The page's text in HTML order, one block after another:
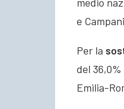
e
Per la
del
Emilia-